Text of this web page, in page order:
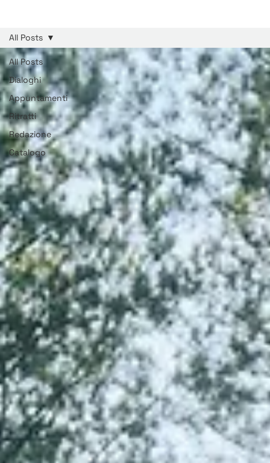
All Posts
Dialoghi
Appuntamenti
Ritratti
Redazione
Catalogo
All Posts